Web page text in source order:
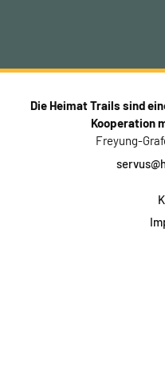
Die Heimat Trails sind
Kooperation
Freyung-